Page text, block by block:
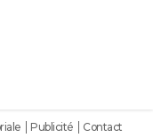
Publicité
Contact